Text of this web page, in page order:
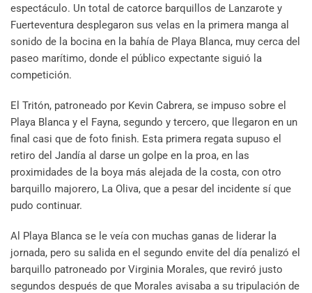
espectáculo. Un total de catorce barquillos de Lanzarote y
Fuerteventura desplegaron sus velas en la primera manga al
sonido de la bocina en la bahía de Playa Blanca, muy cerca del
paseo marítimo, donde el público expectante siguió la
competición.
El Tritón, patroneado por Kevin Cabrera, se impuso sobre el
Playa Blanca y el Fayna, segundo y tercero, que llegaron en un
final casi que de foto finish. Esta primera regata supuso el
retiro del Jandía al darse un golpe en la proa, en las
proximidades de la boya más alejada de la costa, con otro
barquillo majorero, La Oliva, que a pesar del incidente sí que
pudo continuar.
Al Playa Blanca se le veía con muchas ganas de liderar la
jornada, pero su salida en el segundo envite del día penalizó el
barquillo patroneado por Virginia Morales, que reviró justo
segundos después de que Morales avisaba a su tripulación de